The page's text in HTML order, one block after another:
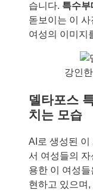
습니다. 특수부
돋보이는 이
여성의 이미지
강인
델타포스
치는 모습
AI로 생성된 이
서 여성들의
용한 이 여성들
현하고 있으며